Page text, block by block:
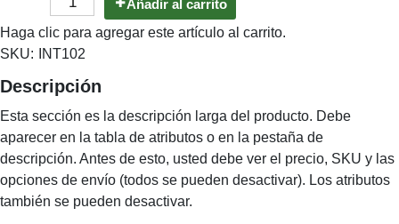
Añadir al carrito
Haga clic para agregar este artículo al carrito.
SKU:
INT102
Descripción
Esta sección es la descripción larga del producto. Debe
aparecer en la tabla de atributos o en la pestaña de
descripción. Antes de esto, usted debe ver el precio, SKU y las
opciones de envío (todos se pueden desactivar). Los atributos
también se pueden desactivar.